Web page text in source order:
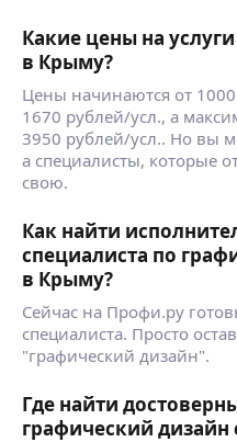
Какие цены на
в Крыму?
Цены начинаются от
1670 рублей/усл., а
3950 рублей/усл.. Но вы
а специалисты, которые
свою.
Как найти
специалиста по
в Крыму?
Сейчас на Профи.ру
специалиста. Просто
"графический дизайн".
Где найти
графический дизайн